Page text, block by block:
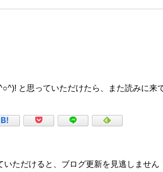
と思っていただけたら、また読みに来
いただけると、ブログ更新を見逃しません